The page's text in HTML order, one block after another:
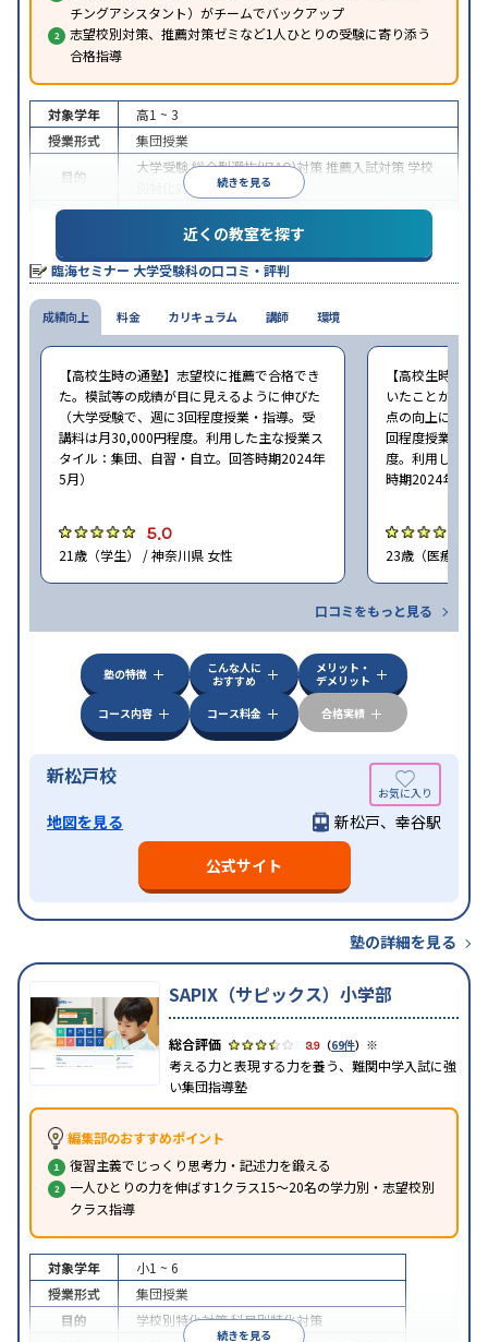
チングアシスタント）がチームでバックアップ
志望校別対策、推薦対策ゼミなど1人ひとりの受験に寄り添う
合格指導
続きを見る
対象学年
高1 ~ 3
授業形式
集団授業
目的
大学受験総合型選抜(旧AO)対策推薦入試対策 学校
別特化対策
各種検定対策
特徴
特待生・奨学金制度あり1科目から受講可能
大学受験塾・予備校のアンケート調査方法
近くの教室を探す
臨海セミナー 大学受験科の口コミ・評判
成績向上
【高校生時の通塾】志望校に推薦で合格でき
た。模試等の成績が目に見えるように伸びた
（大学受験で、週に3回程度授業・指導。受
講料は月30,000円程度。利用した主な授業ス
タイル：集団、自習・自立。回答時期2024年
5月）
5.0
21歳（学生） / 神奈川県 女性
【高校生時の通
いたことから、
点の向上につな
回程度授業・指
度。利用した主
時期2024年5月）
23歳（医療関係
口コミをもっと見る
料金 カリキュラム 講師 環境
塾の特徴
こんな人に
おすすめ
メリット・
デメリット
コース内容
コース料金 合格実績
新松戸校
地図を見る
新松戸、幸谷駅
公式サイト
塾の詳細を見る
SAPIX（サピックス）小学部
3.9 （69件） ※
考える力と表現する力を養う、難関中学入試に強
い集団指導塾
編集部のおすすめポイント
復習主義でじっくり思考力・記述力を鍛える
一人ひとりの力を伸ばす1クラス15〜20名の学力別・志望校別
クラス指導
続きを見る
対象学年
小1 ~ 6
授業形式
集団授業
目的
学校別特化対策科目別特化対策